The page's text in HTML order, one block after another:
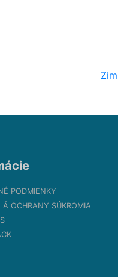
PODMIENKY
OCHRANY SÚKROMIA